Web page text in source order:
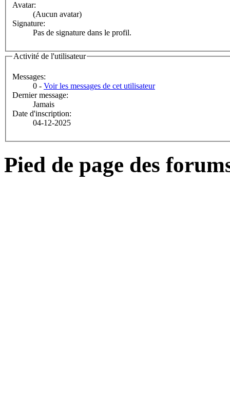
Avatar:
(Aucun avatar)
Signature:
Pas de signature dans le profil.
Activité de l'utilisateur
Messages:
0 - Voir les messages de cet utilisateur
Dernier message:
Jamais
Date d'inscription:
04-12-2025
Pied de page des